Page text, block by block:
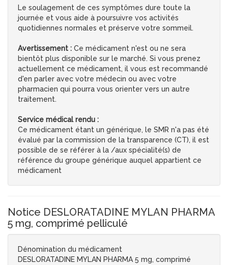
Le soulagement de ces symptômes dure toute la
journée et vous aide à poursuivre vos activités
quotidiennes normales et préserve votre sommeil.
Avertissement : Ce médicament n'est ou ne sera
bientôt plus disponible sur le marché. Si vous prenez
actuellement ce médicament, il vous est recommandé
d'en parler avec votre médecin ou avec votre
pharmacien qui pourra vous orienter vers un autre
traitement.
Service médical rendu :
Ce médicament étant un générique, le SMR n'a pas été
évalué par la commission de la transparence (CT), il est
possible de se référer à la /aux spécialité(s) de
référence du groupe générique auquel appartient ce
médicament
Notice DESLORATADINE MYLAN PHARMA
5 mg, comprimé pelliculé
Dénomination du médicament
DESLORATADINE MYLAN PHARMA 5 mg, comprimé